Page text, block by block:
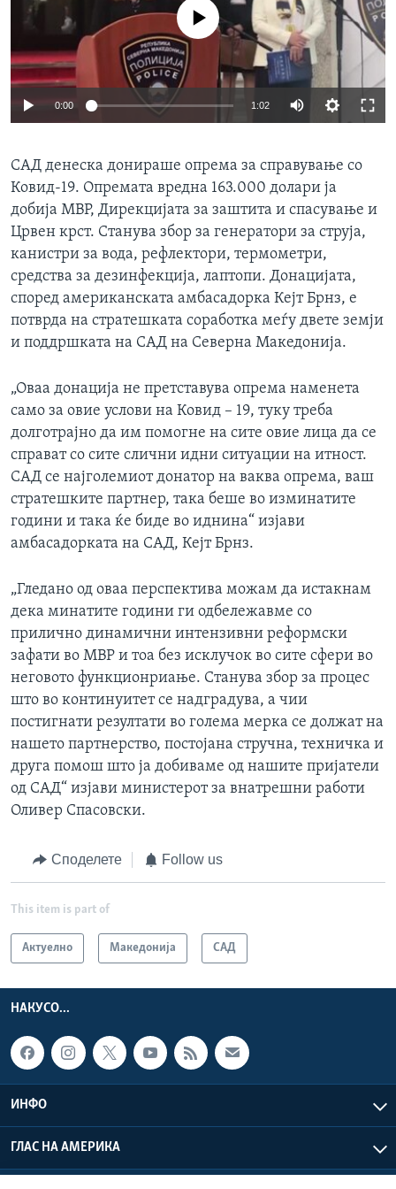
ИНТЕРВЈУА
Јазици
No media source currently available
0:00 1:02
САД денеска донираше опрема за справување со
Ковид-19. Опремата вредна 163.000 долари ја
добија МВР, Дирекцијата за заштита и спасување и
Црвен крст. Станува збор за генератори за струја,
канистри за вода, рефлектори, термометри,
средства за дезинфекција, лаптопи. Донацијата,
според американската амбасадорка Кејт Брнз, е
потврда на стратешката соработка меѓу двете земји
и поддршката на САД на Северна Македонија.
„Оваа донација не претставува опрема наменета
само за овие услови на Ковид – 19, туку треба
долготрајно да им помогне на сите овие лица да се
справат со сите слични идни ситуации на итност.
САД се најголемиот донатор на ваква опрема, ваш
стратешките партнер, така беше во изминатите
години и така ќе биде во иднина“ изјави
амбасадорката на САД, Кејт Брнз.
„Гледано од оваа перспектива можам да истакнам
дека минатите години ги одбележавме со
прилично динамични интензивни реформски
зафати во МВР и тоа без исклучок во сите сфери во
неговото функционриање. Станува збор за процес
што во континуитет се надградува, а чии
постигнати резултати во голема мерка се должат на
нашето партнерство, постојана стручна, техничка и
друга помош што ја добиваме од нашите пријатели
од САД“ изјави министерот за внатрешни работи
Оливер Спасовски.
Споделете Follow us
This item is part of
Актуелно Македонија САД
НАКУСО...
ИНФО
ГЛАС НА АМЕРИКА